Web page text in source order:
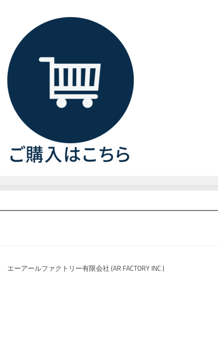
エーアールファクトリー有限会社 (AR FACTORY INC.)